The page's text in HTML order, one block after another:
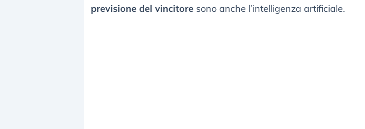
previsione del vincitore sono anche l’intelligenza artificiale.